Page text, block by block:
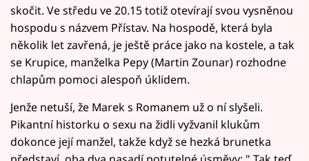
skočit. Ve středu ve 20.15 totiž otevírají svou vysněnou
hospodu s názvem Přístav. Na hospodě, která byla
několik let zavřená, je ještě práce jako na kostele, a tak
se Krupice, manželka Pepy (Martin Zounar) rozhodne
chlapům pomoci alespoň úklidem.
Jenže netuší, že Marek s Romanem už o ní slyšeli.
Pikantní historku o sexu na židli vyžvanil klukům
dokonce její manžel, takže když se hezká brunetka